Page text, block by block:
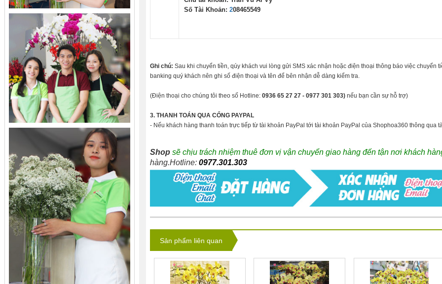
Số Tài Khoản: 208465549
Ghi chú: Sau khi chuyển tiền, qúy khách vui lòng gửi SMS xác nhận hoặc điện thoại thông báo việc chuyển
banking quý khách nên ghi số điện thoại và tên để bên nhận dễ dàng kiểm tra.
(Điện thoại cho chúng tôi theo số Hotline: 0936 65 27 27 - 0977 301 303) nếu bạn cần sự hỗ trợ)
3. THANH TOÁN QUA CỔNG PAYPAL
- Nếu khách hàng thanh toán trực tiếp từ tài khoản PayPal tới tài khoản PayPal của Shophoa360 thông qua
Shop sẽ chịu trách nhiệm thuê đơn vị vận chuyển giao hàng đến tận nơi khách
hàng.Hotline: 0977.301.303
Sản phẩm liên quan